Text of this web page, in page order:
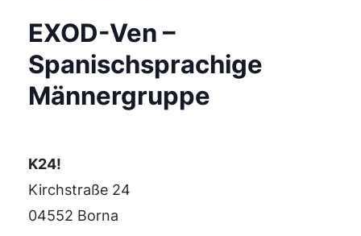
EXOD-Ven –
Spanischsprachige
Männergruppe
K24!
Kirchstraße 24
04552 Borna